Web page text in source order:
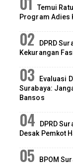
Temui
Program Adies
DPRD
Kekurangan
Evaluasi
Surabaya:
Bansos
DPRD
Desak Pemkot
BPOM